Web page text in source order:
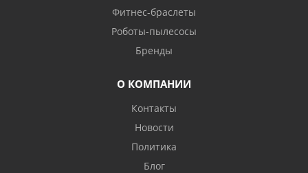
Фитнес-браслеты
Роботы-пылесосы
Бренды
О КОМПАНИИ
Контакты
Новости
Политика
Блог